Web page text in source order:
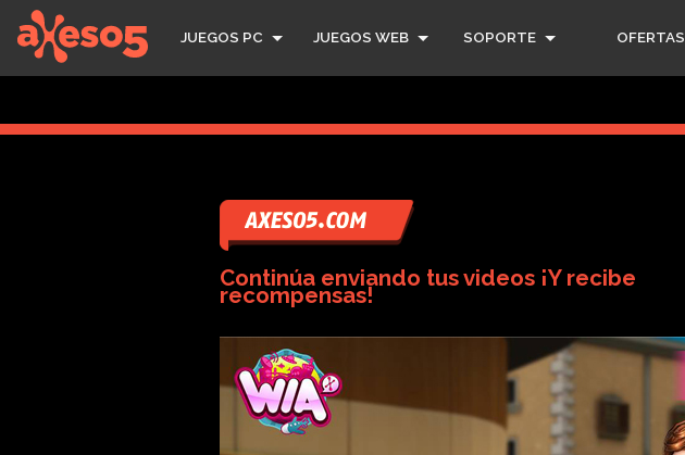
JUEGOS PC JUEGOS WEB SOPORTE OFERTAS
axeso5
Continúa enviando tus videos ¡Y recibe
recompensas!